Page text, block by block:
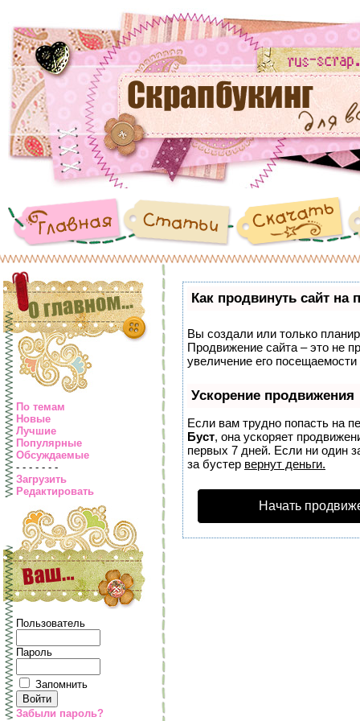
По темам
Новые
Лучшие
Популярные
Обсуждаемые
- - - - - - -
Загрузить
Редактировать
Пользователь
Пароль
Запомнить
Забыли пароль?
Как продвинуть сайт на
Вы создали или только
Продвижение сайта – это не
увеличение его
Ускорение продвижения
Если вам трудно попасть на
Буст, она ускоряет
первых 7 дней. Если ни один
за бустер вернут деньги.
Начать